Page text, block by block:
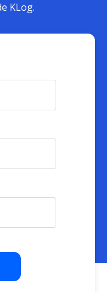
KLog.